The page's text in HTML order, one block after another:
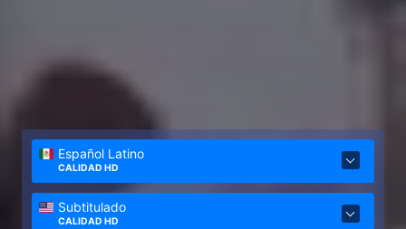
Español Latino
CALIDAD HD
Subtitulado
CALIDAD HD